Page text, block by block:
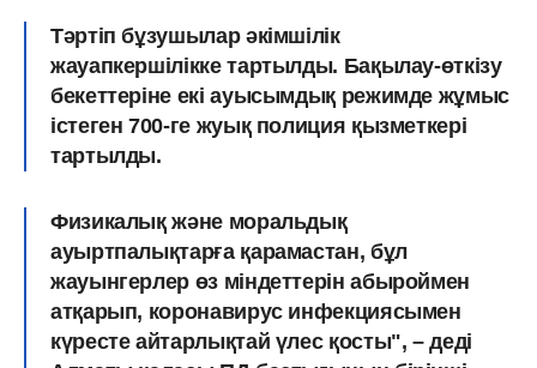
Тәртіп бұзушылар әкімшілік
жауапкершілікке тартылды. Бақылау-өткізу
бекеттеріне екі ауысымдық режимде жұмыс
істеген 700-ге жуық полиция қызметкері
тартылды.
Физикалық және моральдық
ауыртпалықтарға қарамастан, бұл
жауынгерлер өз міндеттерін абыроймен
атқарып, коронавирус инфекциясымен
күресте айтарлықтай үлес қосты", – деді